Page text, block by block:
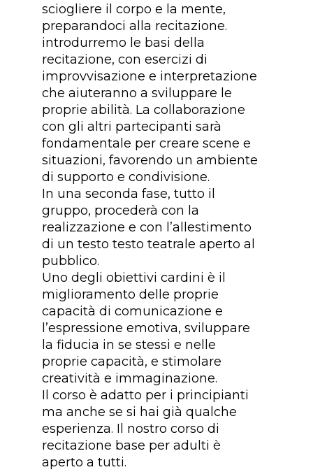
sciogliere il corpo e la mente,
preparandoci alla recitazione.
introdurremo le basi della
recitazione, con esercizi di
improvvisazione e interpretazione
che aiuteranno a sviluppare le
proprie abilità. La collaborazione
con gli altri partecipanti sarà
fondamentale per creare scene e
situazioni, favorendo un ambiente
di supporto e condivisione.
In una seconda fase, tutto il
gruppo, procederà con la
realizzazione e con l’allestimento
di un testo testo teatrale aperto al
pubblico.
Uno degli obiettivi cardini è il
miglioramento delle proprie
capacità di comunicazione e
l’espressione emotiva, sviluppare
la fiducia in se stessi e nelle
proprie capacità, e stimolare
creatività e immaginazione.
Il corso è adatto per i principianti
ma anche se si hai già qualche
esperienza. Il nostro corso di
recitazione base per adulti è
aperto a tutti.